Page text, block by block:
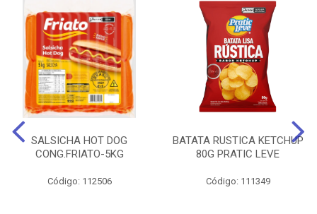
SALSICHA HOT DOG
CONG.FRIATO-5KG
Código: 112506
BATATA RUSTICA KETCHUP
80G PRATIC LEVE
Código: 111349